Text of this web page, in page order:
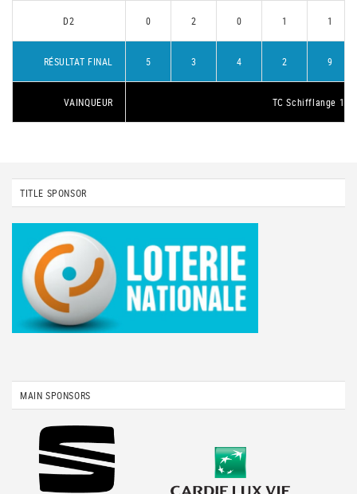
D2 0 2 0 1 1
RÉSULTAT FINAL 5 3 4 2 9
VAINQUEUR TC Schifflange 1
TITLE SPONSOR
MAIN SPONSORS